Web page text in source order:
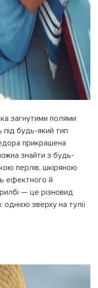
загнутими полями
під будь-який тип
прикрашена
знайти з будь-
перлів, шкіряною
ефектного й
— це різновид
зверху на тулії
БЛОГУ
ПЕРЕРАХУВАТИ
ПОВЕРНУТИСЯ